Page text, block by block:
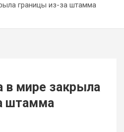
границы из-за штамма
в мире закрыла
штамма